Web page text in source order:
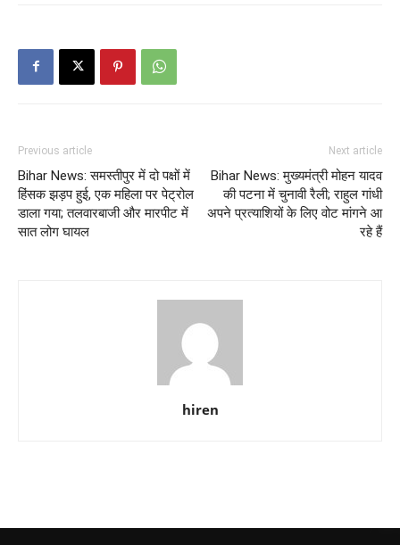
Previous article
Bihar News: समस्तीपुर में दो पक्षों में
हिंसक झड़प हुई, एक महिला पर पेट्रोल
डाला गया; तलवारबाजी और मारपीट में
सात लोग घायल
Next article
Bihar News: मुख्यमंत्री मोहन यादव
की पटना में चुनावी रैली; राहुल गांधी
अपने प्रत्याशियों के लिए वोट मांगने आ
रहे हैं
hiren